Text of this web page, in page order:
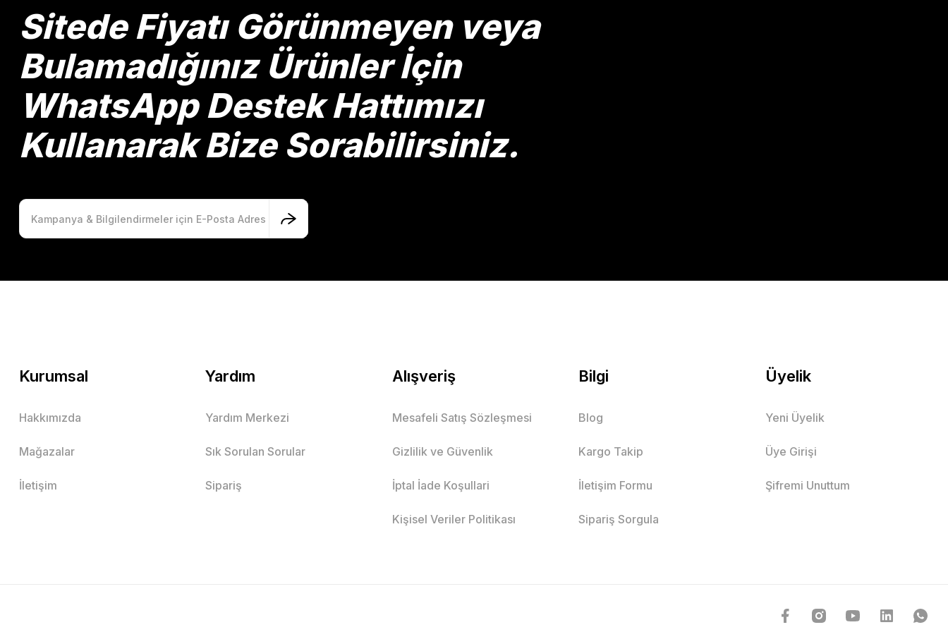
Ürün fiyatı diğer sitelerden daha pahalı.
Bu ürüne benzer farklı alternatifler olmalı.
Gönder
Sitede Fiyatı Görünmeyen veya
Bulamadığınız Ürünler İçin
WhatsApp Destek Hattımızı
Kullanarak Bize Sorabilirsiniz.
Kurumsal
Hakkımızda
Mağazalar
İletişim
Yardım
Yardım Merkezi
Sık Sorulan Sorular
Sipariş
Alışveriş
Mesafeli Satış Sözleşmesi
Gizlilik ve Güvenlik
İptal İade Koşullari
Kişisel Veriler Politikası
Bilgi
Blog
Kargo Takip
İletişim Formu
Sipariş Sorgula
Üyelik
Yeni Üyelik
Üye Girişi
Şifremi Unuttum